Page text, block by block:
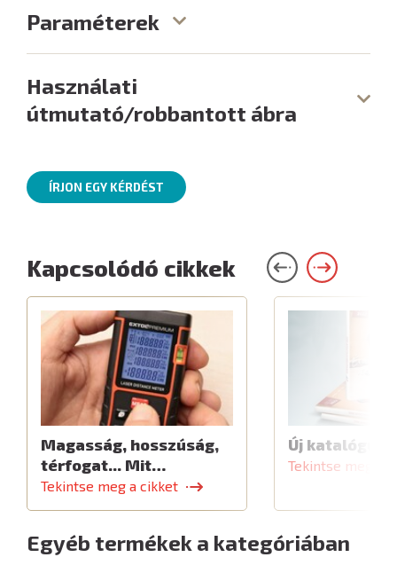
Paraméterek
Használati
útmutató/robbantott ábra
ÍRJON EGY KÉRDÉST
Kapcsolódó cikkek
Magasság, hosszúság,
térfogat... Mit…
Tekintse meg a cikket
Új katalógus
Tekintse meg a
Egyéb termékek a kategóriában